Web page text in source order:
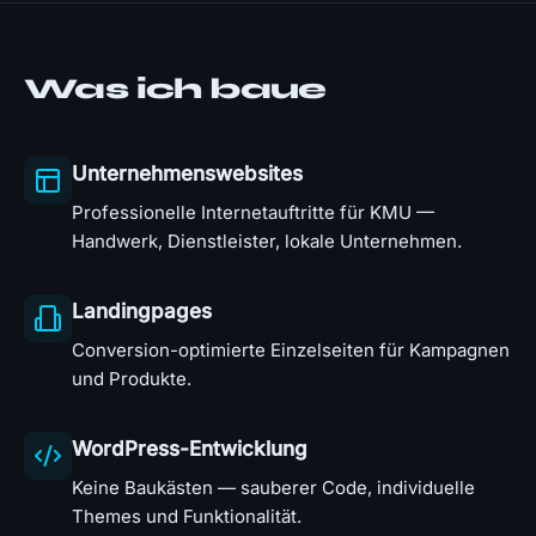
Was ich baue
Unternehmenswebsites
Professionelle Internetauftritte für KMU —
Handwerk, Dienstleister, lokale Unternehmen.
Landingpages
Conversion-optimierte Einzelseiten für Kampagnen
und Produkte.
WordPress-Entwicklung
Keine Baukästen — sauberer Code, individuelle
Themes und Funktionalität.